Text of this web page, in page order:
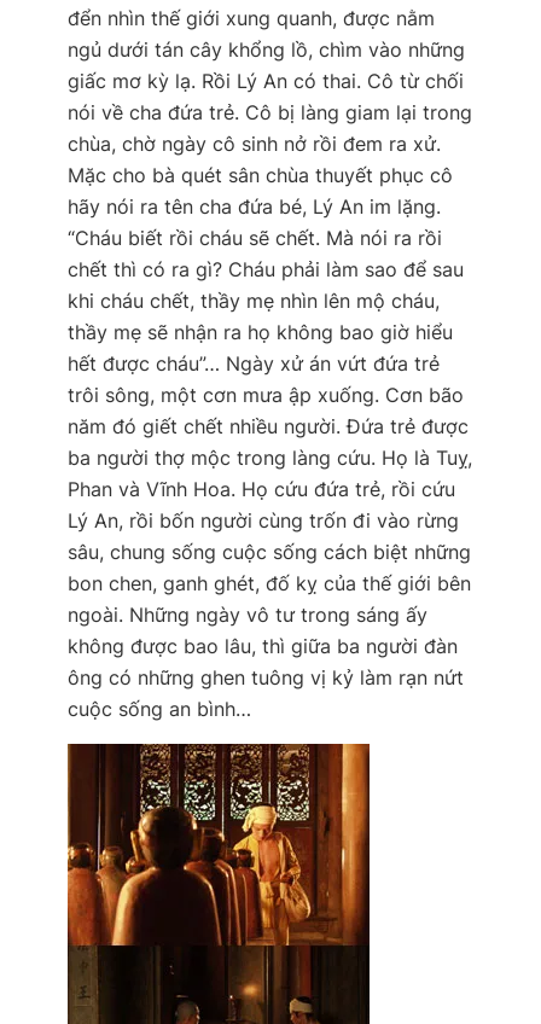
đển nhìn thế giới xung quanh, được nằm
ngủ dưới tán cây khổng lồ, chìm vào những
giấc mơ kỳ lạ. Rồi Lý An có thai. Cô từ chối
nói về cha đứa trẻ. Cô bị làng giam lại trong
chùa, chờ ngày cô sinh nở rồi đem ra xử.
Mặc cho bà quét sân chùa thuyết phục cô
hãy nói ra tên cha đứa bé, Lý An im lặng.
“Cháu biết rồi cháu sẽ chết. Mà nói ra rồi
chết thì có ra gì? Cháu phải làm sao để sau
khi cháu chết, thầy mẹ nhìn lên mộ cháu,
thầy mẹ sẽ nhận ra họ không bao giờ hiểu
hết được cháu”… Ngày xử án vứt đứa trẻ
trôi sông, một cơn mưa ập xuống. Cơn bão
năm đó giết chết nhiều người. Đứa trẻ được
ba người thợ mộc trong làng cứu. Họ là Tuỵ,
Phan và Vĩnh Hoa. Họ cứu đứa trẻ, rồi cứu
Lý An, rồi bốn người cùng trốn đi vào rừng
sâu, chung sống cuộc sống cách biệt những
bon chen, ganh ghét, đố kỵ của thế giới bên
ngoài. Những ngày vô tư trong sáng ấy
không được bao lâu, thì giữa ba người đàn
ông có những ghen tuông vị kỷ làm rạn nứt
cuộc sống an bình…